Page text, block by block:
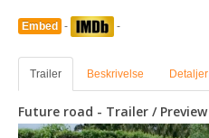
Embed - -
Trailer Beskrivelse Detaljer
Future road - Trailer / Preview